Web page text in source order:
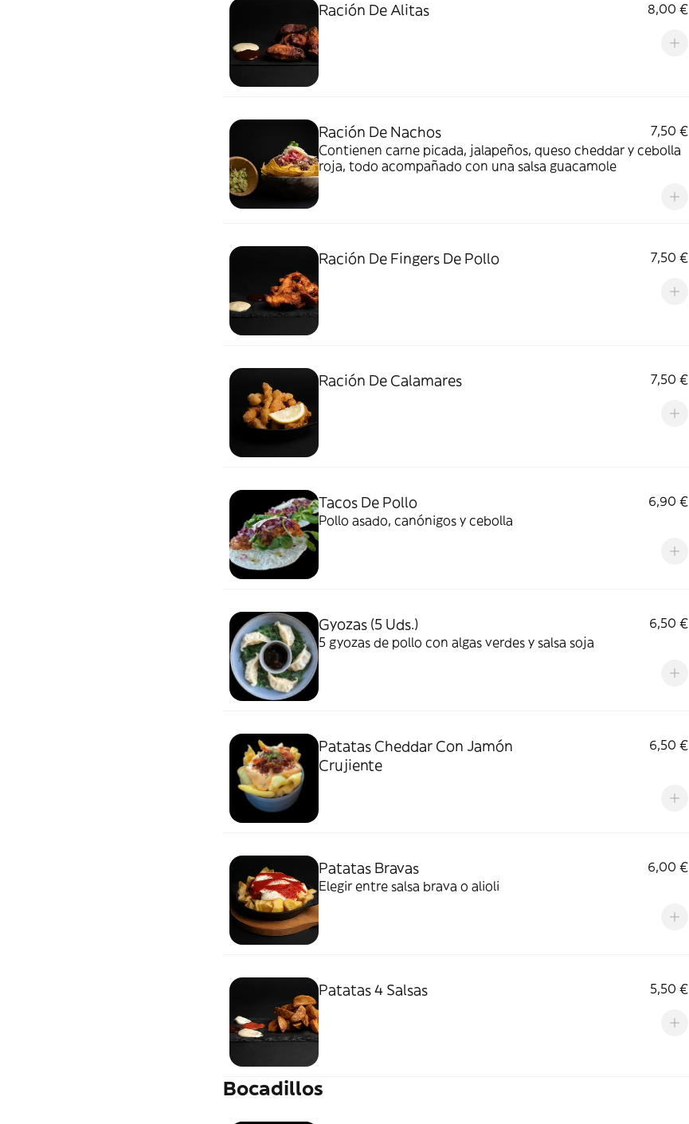
Ración De Alitas 8,00 €
Ración De Nachos
7,50 €
Contienen carne picada, jalapeños, queso cheddar y cebolla
roja, todo acompañado con una salsa guacamole
Ración De Fingers De Pollo 7,50 €
Ración De Calamares 7,50 €
Tacos De Pollo
6,90 €
Pollo asado, canónigos y cebolla
Gyozas (5 Uds.)
6,50 €
5 gyozas de pollo con algas verdes y salsa soja
Patatas Cheddar Con Jamón
Crujiente
6,50 €
Patatas Bravas
6,00 €
Elegir entre salsa brava o alioli
Patatas 4 Salsas 5,50 €
Bocadillos